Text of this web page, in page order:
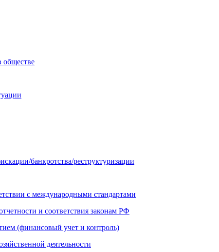
обществе
банкротства/реструктуризации
с международными стандартами
и соответствия законам РФ
(финансовый учет и контроль)
деятельности